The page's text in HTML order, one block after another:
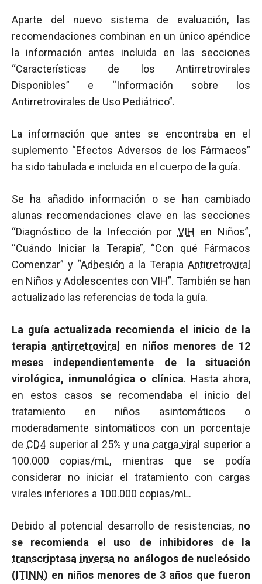
Aparte del nuevo sistema de evaluación, las
recomendaciones combinan en un único apéndice
la información antes incluida en las secciones
“Características de los Antirretrovirales
Disponibles” e “Información sobre los
Antirretrovirales de Uso Pediátrico”.
La información que antes se encontraba en el
suplemento “Efectos Adversos de los Fármacos”
ha sido tabulada e incluida en el cuerpo de la guía.
Se ha añadido información o se han cambiado
alunas recomendaciones clave en las secciones
“Diagnóstico de la Infección por VIH en Niños”,
“Cuándo Iniciar la Terapia”, “Con qué Fármacos
Comenzar” y “Adhesión a la Terapia Antirretroviral
en Niños y Adolescentes con VIH”. También se han
actualizado las referencias de toda la guía.
La guía actualizada recomienda el inicio de la
terapia antirretroviral
en niños menores de 12
meses independientemente de la situación
virológica, inmunológica o clínica. Hasta ahora,
en estos casos se recomendaba el inicio del
tratamiento en niños asintomáticos o
moderadamente sintomáticos con un porcentaje
de CD4superior al 25% y una carga viral superior a
100.000 copias/mL, mientras que se podía
considerar no iniciar el tratamiento con cargas
virales inferiores a 100.000 copias/mL.
Debido al potencial desarrollo de resistencias, no
se recomienda el uso de inhibidores de la
transcriptasa inversa no análogos de nucleósido
(ITINN) en niños menores de 3 años que fueron